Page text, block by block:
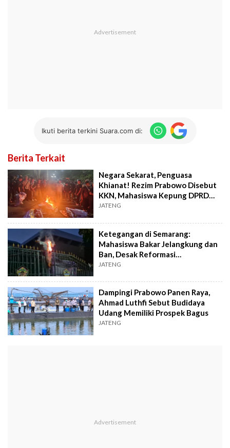
Ikuti berita terkini Suara.com di:
Berita Terkait
Negara Sekarat, Penguasa
Khianat! Rezim Prabowo Disebut
KKN, Mahasiswa Kepung DPRD
Jateng
JATENG
Ketegangan di Semarang:
Mahasiswa Bakar Jelangkung dan
Ban, Desak Reformasi
Pemerintahan Prabowo
JATENG
Dampingi Prabowo Panen Raya,
Ahmad Luthfi Sebut Budidaya
Udang Memiliki Prospek Bagus
JATENG